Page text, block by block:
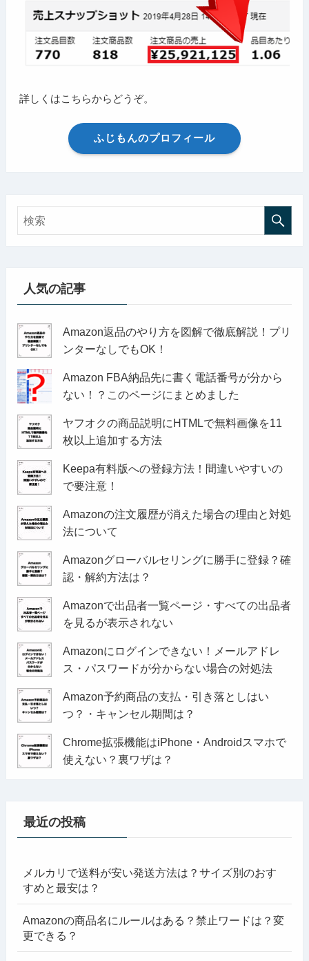
詳しくはこちらからどうぞ。
ふじもんのプロフィール
人気の記事
Amazon返品のやり方を図解で徹底解説！プリ
ンターなしでもOK！
Amazon FBA納品先に書く電話番号が分から
ない！？このページにまとめました
ヤフオクの商品説明にHTMLで無料画像を11
枚以上追加する方法
Keepa有料版への登録方法！間違いやすいの
で要注意！
Amazonの注文履歴が消えた場合の理由と対処
法について
Amazonグローバルセリングに勝手に登録？確
認・解約方法は？
Amazonで出品者一覧ページ・すべての出品者
を見るが表示されない
Amazonにログインできない！メールアドレ
ス・パスワードが分からない場合の対処法
Amazon予約商品の支払・引き落としはい
つ？・キャンセル期間は？
Chrome拡張機能はiPhone・Androidスマホで
使えない？裏ワザは？
最近の投稿
メルカリで送料が安い発送方法は？サイズ別のおす
すめと最安は？
Amazonの商品名にルールはある？禁止ワードは？変
更できる？